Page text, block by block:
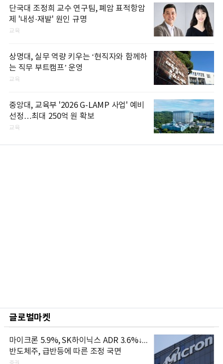
단국대 조정희 교수 연구팀, 폐암 표적항암
제 '내성·재발' 원인 규명
교육
상명대, 실무 역량 키우는 ‘현직자와 함께하
는 직무 부트캠프’ 운영
교육
중앙대, 교육부 '2026 G-LAMP 사업' 예비
선정…최대 250억 원 확보
교육
글로벌마켓
마이크론 5.9%, SK하이닉스 ADR 3.6%↓...
반도체주, 급반등에 따른 조정 국면